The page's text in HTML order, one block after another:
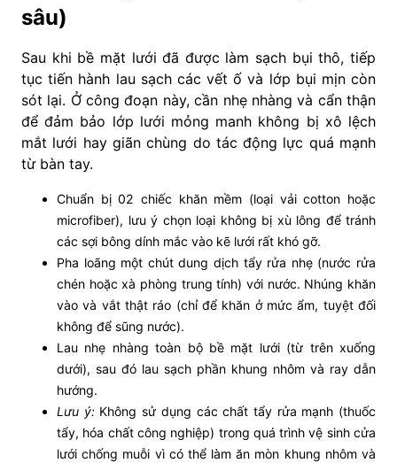
sâu)
Sau khi bề mặt lưới đã được làm sạch bụi thô, tiếp
tục tiến hành lau sạch các vết ố và lớp bụi mịn còn
sót lại. Ở công đoạn này, cần nhẹ nhàng và cẩn thận
để đảm bảo lớp lưới mỏng manh không bị xô lệch
mắt lưới hay giãn chùng do tác động lực quá mạnh
từ bàn tay.
Chuẩn bị 02 chiếc khăn mềm (loại vải cotton hoặc
microfiber), lưu ý chọn loại không bị xù lông để tránh
các sợi bông dính mắc vào kẽ lưới rất khó gỡ.
Pha loãng một chút dung dịch tẩy rửa nhẹ (nước rửa
chén hoặc xà phòng trung tính) với nước. Nhúng khăn
vào và vắt thật ráo (chỉ để khăn ở mức ẩm, tuyệt đối
không để sũng nước).
Lau nhẹ nhàng toàn bộ bề mặt lưới (từ trên xuống
dưới), sau đó lau sạch phần khung nhôm và ray dẫn
hướng.
Lưu ý:Không sử dụng các chất tẩy rửa mạnh (thuốc
tẩy, hóa chất công nghiệp) trong quá trình vệ sinh cửa
lưới chống muỗi vì có thể làm ăn mòn khung nhôm và